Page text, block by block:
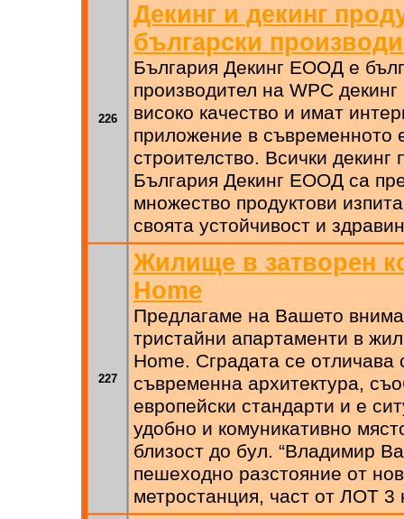
226
Декинг и декинг
български
България Декинг ЕООД е
производител на WPC
високо качество и имат
приложение в съвременното
строителство. Всички
България Декинг ЕООД са
множество продуктови
своята устойчивост и
227
Жилище в затворен
Home
Предлагаме на Вашето
тристайни апартаменти в
Home. Сградата се отличава
съвременна архитектура,
европейски стандарти и е
удобно и комуникативно
близост до бул. “Владимир
пешеходно разстояние от
метростанция, част от ЛОТ 3